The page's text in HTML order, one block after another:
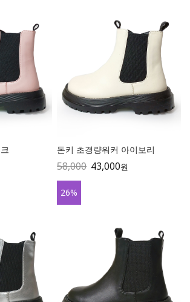
돈키 초경량워커 아이보리
58,000 43,000원
26%